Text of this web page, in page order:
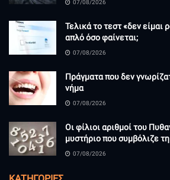
07/08/2026
Τελικά το τεστ «δεν είμαι
απλό όσο φαίνεται;
07/08/2026
Πράγματα που δεν
νήμα
07/08/2026
Οι φίλιοι αριθμοί του
μυστήριο που συμβόλιζε
07/08/2026